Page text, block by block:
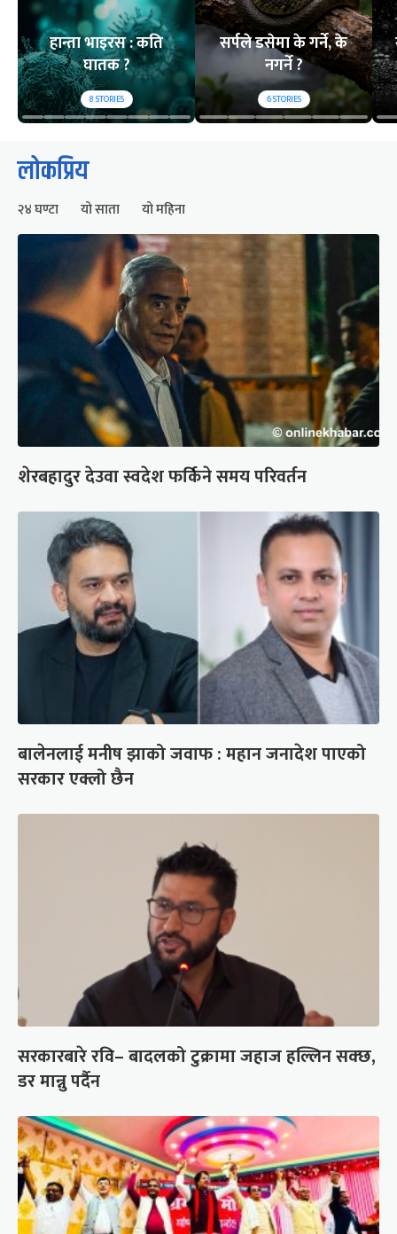
हान्ता भाइरस : कति
घातक ?
8STORIES
सर्पले डसेमा के गर्ने, के
नगर्ने ?
6STORIES
लोकप्रिय
२४ घण्टा यो साता यो महिना
शेरबहादुर देउवा स्वदेश फर्किने समय परिवर्तन
बालेनलाई मनीष झाको जवाफ : महान जनादेश पाएको
सरकार एक्लो छैन
सरकारबारे रवि– बादलको टुक्रामा जहाज हल्लिन सक्छ,
डर मान्नु पर्दैन